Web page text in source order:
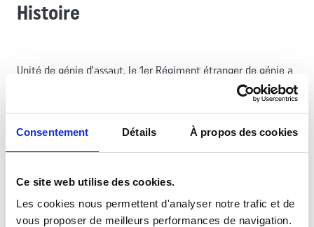
Consentement Détails À propos des cookies
Ce site web utilise des cookies.
Les cookies nous permettent d'analyser notre trafic et de
vous proposer de meilleurs performances de navigation.
Histoire
Unité de génie d’assaut, le 1er Régiment étranger de génie a
été créé en 1984 sous l’appellation de 6e Régiment étranger
de génie. Il est devenu le 1er REG en 1999, lorsqu’il a été créé
missions d’appui à la mobilité, à la contre mobilité et d’aide
au déploiement d’urgence. Il est, en outre, apte à effectuer
notamment dans le cadre des opérations amphibies.